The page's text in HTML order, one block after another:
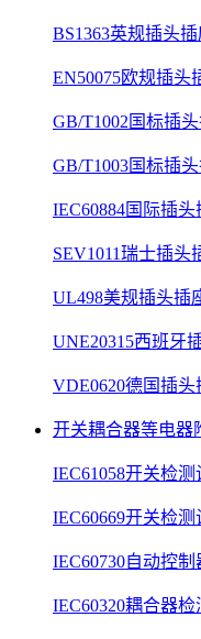
BS1363英规插头插
EN50075欧规插头
GB/T1002国标插
GB/T1003国标插
IEC60884国际插头
SEV1011瑞士插头
UL498美规插头插
UNE20315西班牙
VDE0620德国插头
开关耦合器等电器
IEC61058开关检测
IEC60669开关检测
IEC60730自动控
IEC60320耦合器检